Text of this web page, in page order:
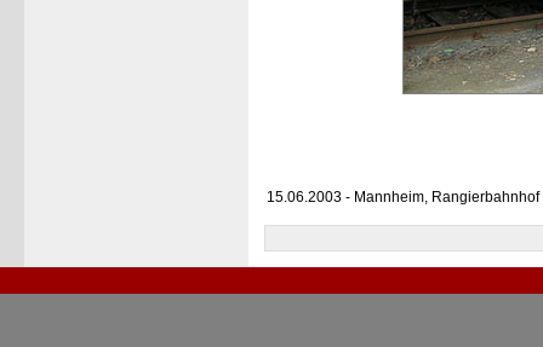
15.06.2003 - Mannheim, Rangierbahnhof